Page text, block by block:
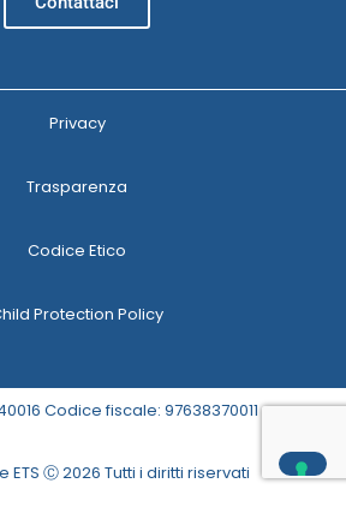
Privacy
Trasparenza
Codice Etico
Protection Policy
Codice fiscale: 97638370011
ETS Ⓒ 2026 Tutti i diritti riservati